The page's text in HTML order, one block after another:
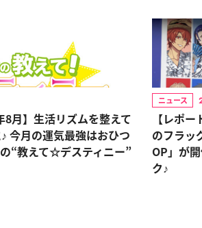
8月】生活リズムを整えて
今月の運気最強はおひつ
“教えて☆デスティニー”
ニュース
【レポ
のフラッ
OP」が
ク♪